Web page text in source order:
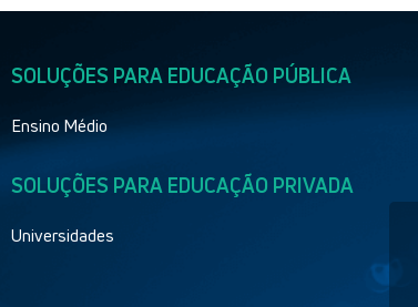
SOLUÇÕES PARA EDUCAÇÃO PÚBLICA
Ensino Médio
SOLUÇÕES PARA EDUCAÇÃO PRIVADA
Universidades